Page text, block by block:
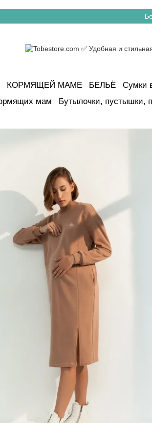
КОРМЯЩЕЙ МАМЕ БЕЛЬЁ Сумки
мам
Бутылочки, пустышки,